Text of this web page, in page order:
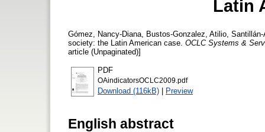
Latin
Gómez, Nancy-Diana Bustos-Gonzalez, Atilio
society: the Latin American case. OCLC Systems &
article (Unpaginated)]
PDF
OAindicatorsOCLC2009.pdf
Download (116kB) | Preview
English abstract